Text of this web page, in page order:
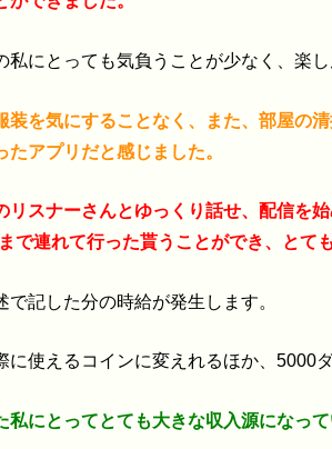
にとっても気負うことが少なく、楽
装を気にすることなく、また、部屋の
アプリだと感じました。
リスナーさんとゆっくり話せ、配信を
で連れて行った貰うことができ、とて
記した分の時給が発生します。
使えるコインに変えれるほか、5000
にとってとても大きな収入源になって